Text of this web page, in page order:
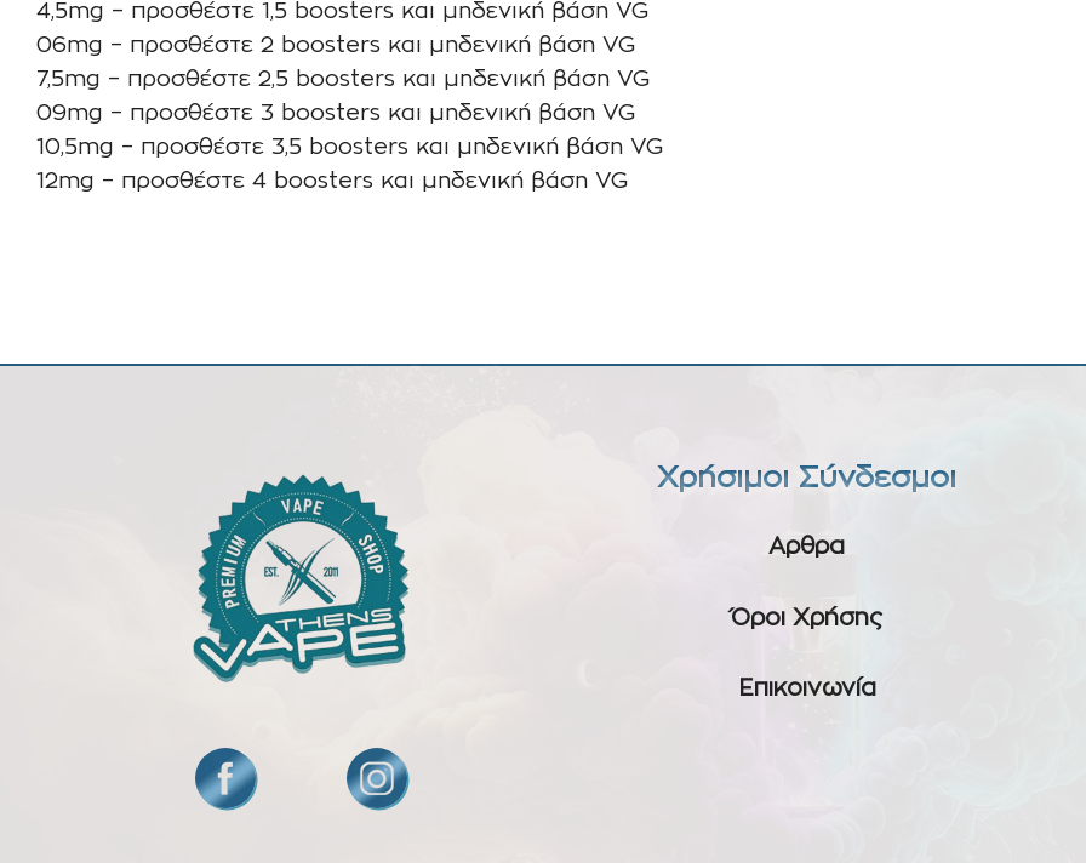
4,5mg – προσθέστε 1,5 boosters και μηδενική βάση VG
06mg – προσθέστε 2 boosters και μηδενική βάση VG
7,5mg – προσθέστε 2,5 boosters και μηδενική βάση VG
09mg – προσθέστε 3 boosters και μηδενική βάση VG
10,5mg – προσθέστε 3,5 boosters και μηδενική βάση VG
12mg – προσθέστε 4 boosters και μηδενική βάση VG
Χρήσιμοι Σύνδεσμοι
Αρθρα
Όροι Χρήσης
Επικοινωνία